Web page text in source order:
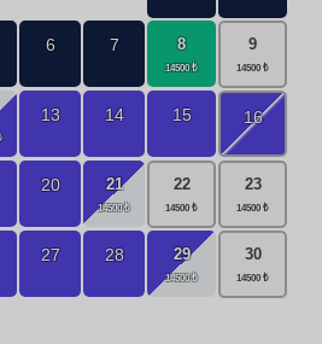
6 7 8 9
13 14 15 16
20 21 22 23
27 28 29 30